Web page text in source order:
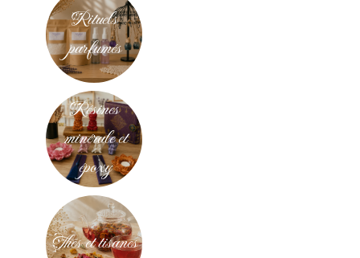
Rituels
parfumés
Résines
minérale et
époxy
Thés et tisanes